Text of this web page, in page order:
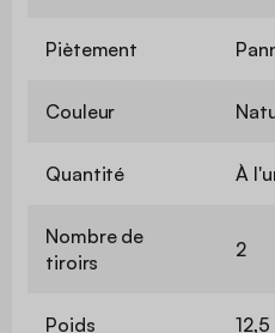
Piètement
Couleur
Quantité À
Nombre de
tiroirs
2
Poids 12,5